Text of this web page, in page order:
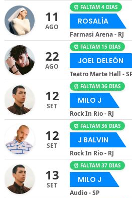
11
AGO
⏰ FALTAM 4 DIAS
ROSALÍA
Farmasi Arena - RJ
22
AGO
⏰ FALTAM 15 DIAS
JOEL DELEÓN
Teatro Marte Hall -
12
SET
⏰ FALTAM 36 DIAS
MILO J
Rock In Rio - RJ
12
SET
⏰ FALTAM 36 DIAS
J BALVIN
Rock In Rio - RJ
13
SET
⏰ FALTAM 37 DIAS
MILO J
Audio - SP